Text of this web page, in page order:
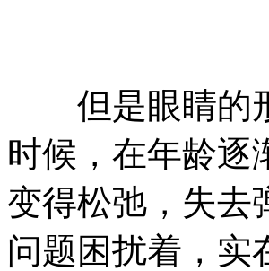
但是眼睛的形
时候，在年龄逐
变得松弛，失去
问题困扰着，实